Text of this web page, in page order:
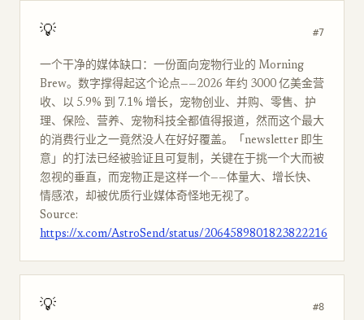
💡 #7
一个干净的媒体缺口：一份面向宠物行业的 Morning
Brew。数字撑得起这个论点——2026 年约 3000 亿美金营
收、以 5.9% 到 7.1% 增长，宠物创业、并购、零售、护
理、保险、营养、宠物科技全都值得报道，然而这个最大
的消费行业之一竟然没人在好好覆盖。「newsletter 即生
意」的打法已经被验证且可复制，关键在于挑一个大而被
忽视的垂直，而宠物正是这样一个——体量大、增长快、
情感浓，却被优质行业媒体奇怪地无视了。
Source:
https://x.com/AstroSend/status/2064589801823822216
💡 #8